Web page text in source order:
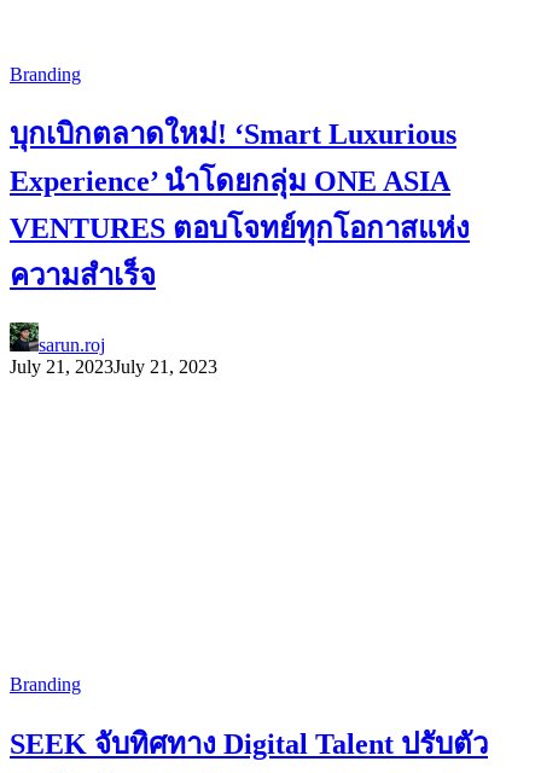
Branding
บุกเบิกตลาดใหม่! ‘Smart Luxurious
Experience’ นำโดยกลุ่ม ONE ASIA
VENTURES ตอบโจทย์ทุกโอกาสแห่ง
ความสำเร็จ
sarun.roj
July 21, 2023July 21, 2023
Branding
SEEK จับทิศทาง Digital Talent ปรับตัว